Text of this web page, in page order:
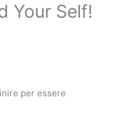
Your Self!
per essere